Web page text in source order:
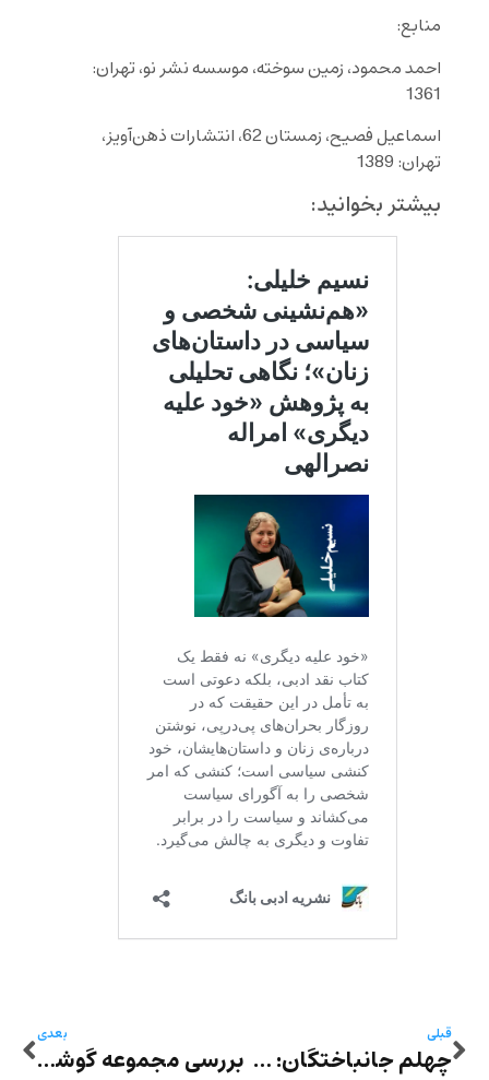
منابع:
احمد محمود، زمین سوخته، موسسه نشر نو، تهران:
1361
اسماعیل فصیح، زمستان 62، انتشارات ذهن‌آویز،
تهران: 1389
بیشتر بخوانید:
قبلی
چهلم جانباختگان: عروسی بعد از آزادی نوشته ری‌را عباسی
بعدی
بررسی مجموعه گوشه‌ها – محبوبه موسوی: «گذار از انفعال»، فردیت زن در داستان پونه بریرانی